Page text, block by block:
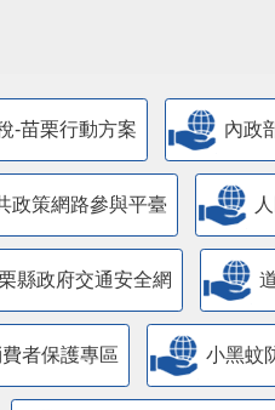
-苗栗行動方案 內政
政策網路參與平臺
縣政府交通安全網
者保護專區 小黑蚊